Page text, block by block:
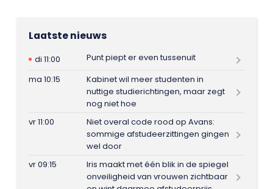
Laatste nieuws
di 11:00
Punt piept er even tussenuit
ma 10:15
Kabinet wil meer studenten in
nuttige studierichtingen, maar zegt
nog niet hoe
vr 11:00
Niet overal code rood op Avans:
sommige afstudeerzittingen gingen
wel door
vr 09:15
Iris maakt met één blik in de spiegel
onveiligheid van vrouwen zichtbaar